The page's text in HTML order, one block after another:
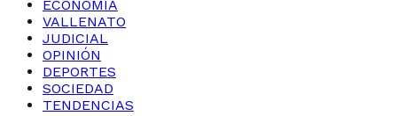
ECONOMÍA
VALLENATO
JUDICIAL
OPINIÓN
DEPORTES
SOCIEDAD
TENDENCIAS